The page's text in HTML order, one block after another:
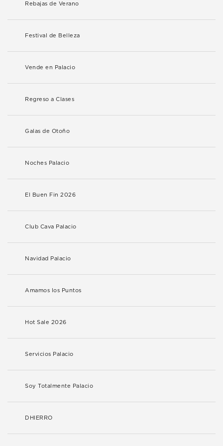
Rebajas de Verano
Festival de Belleza
Vende en Palacio
Regreso a Clases
Galas de Otoño
Noches Palacio
El Buen Fin 2026
Club Cava Palacio
Navidad Palacio
Amamos los Puntos
Hot Sale 2026
Servicios Palacio
Soy Totalmente Palacio
DHIERRO